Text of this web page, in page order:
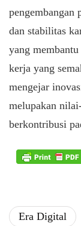
dan stabilitas
yang
kerja yang
mengejar
melupakan
berkontribusi
Era Digital